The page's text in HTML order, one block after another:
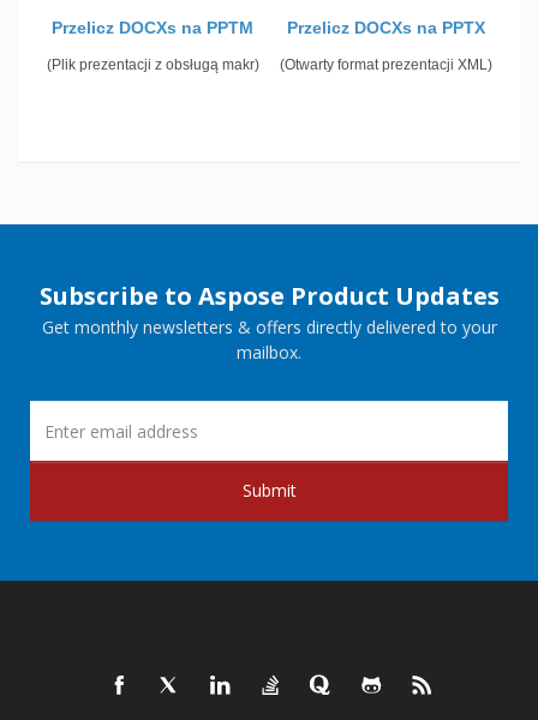
Przelicz DOCXs na PPTM
(Plik prezentacji z obsługą makr)
Przelicz DOCXs na PPTX
(Otwarty format prezentacji XML)
Subscribe to Aspose Product Updates
Get monthly newsletters & offers directly delivered to your
mailbox.
Submit